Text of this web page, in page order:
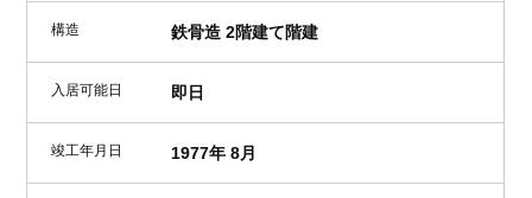
構造 鉄骨造 2階建て階建
入居可能日 即日
竣工年月日 1977年 8月